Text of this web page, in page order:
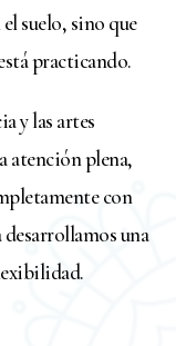
suelo, sino que
practicando.
y las artes
atención plena,
con
una